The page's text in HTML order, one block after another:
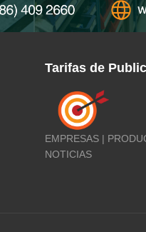
Tarifas de
EMPRESAS |
NOTICIAS